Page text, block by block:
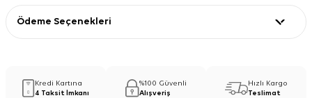
Ödeme Seçenekleri
Kredi Kartına
4 Taksit İmkanı
%100 Güvenli
Alışveriş
Hızlı Kargo
Teslimat